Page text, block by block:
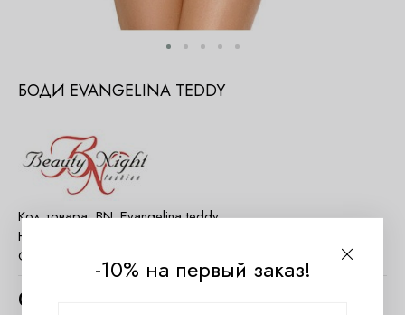
БОДИ EVANGELINA TEDDY
Код товара:BN_Evangelina teddy
Наличие:
Страна:
0
-10% на первый заказ!